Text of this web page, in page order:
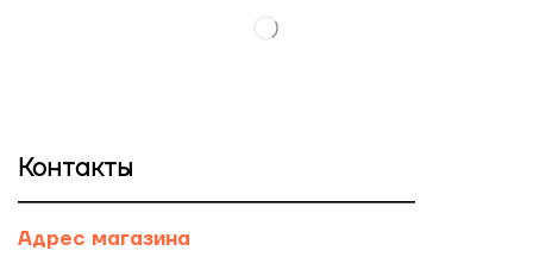
Контакты
Адрес магазина